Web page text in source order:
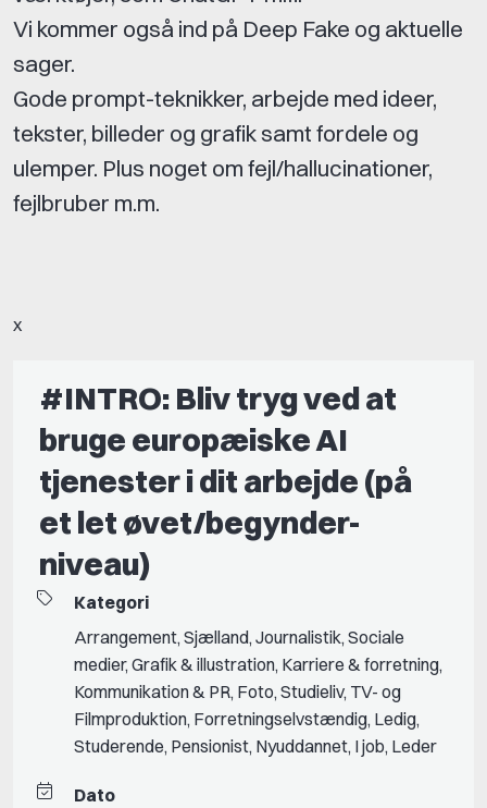
Vi kommer også ind på Deep Fake og aktuelle
sager.
Gode prompt-teknikker, arbejde med ideer,
tekster, billeder og grafik samt fordele og
ulemper. Plus noget om fejl/hallucinationer,
fejlbruber m.m.
x
#INTRO: Bliv tryg ved at
bruge europæiske AI
tjenester i dit arbejde (på
et let øvet/begynder-
niveau)
Kategori
Arrangement,Sjælland,Journalistik,Sociale
medier,Grafik & illustration, Karriere & forretning,
Kommunikation & PR, Foto,Studieliv, TV- og
Filmproduktion, Forretningselvstændig, Ledig,
Studerende, Pensionist, Nyuddannet, I job, Leder
Dato